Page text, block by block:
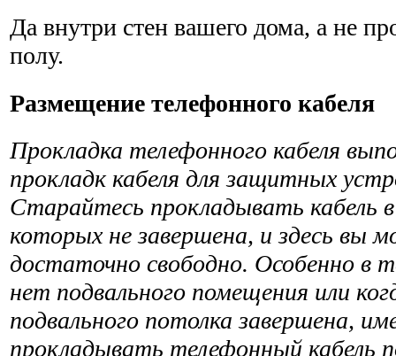
Да внутри стен вашего дома, а не
полу.
Размещение телефонного кабеля
Прокладка телефонного кабеля
прокладк кабеля для защитных
Старайтесь прокладывать кабель
которых не завершена, и здесь вы
достаточно свободно. Особенно в
нет подвального помещения или
подвального потолка завершена,
прокладывать телефонный кабель